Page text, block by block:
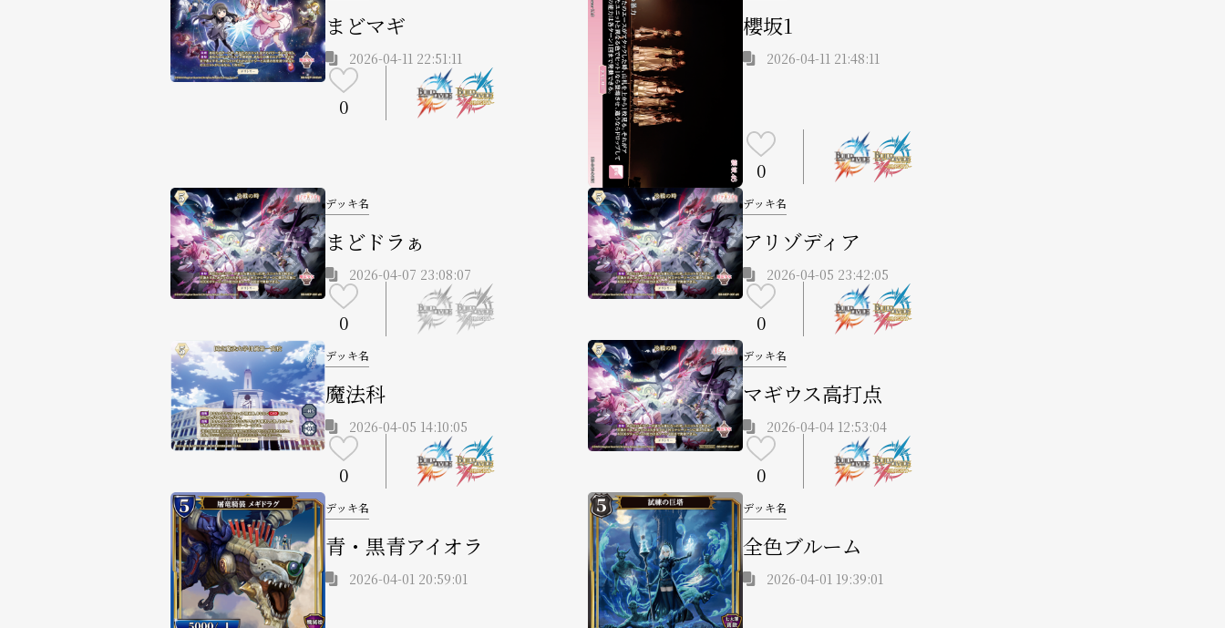
まどマギ
2026-04-11 22:51:11
0
櫻坂1
2026-04-11 21:48:11
0
デッキ名
まどドラぁ
2026-04-07 23:08:07
0
デッキ名
アリゾディア
2026-04-05 23:42:05
0
デッキ名
魔法科
2026-04-05 14:10:05
0
デッキ名
マギウス高打点
2026-04-04 12:53:04
0
デッキ名
青・黒青アイオラ
2026-04-01 20:59:01
デッキ名
全色ブルーム
2026-04-01 19:39:01